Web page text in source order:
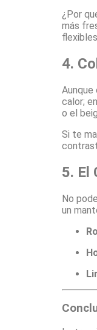
¿Por
más
4.
calor;
o el
Si te
5. El
No
un